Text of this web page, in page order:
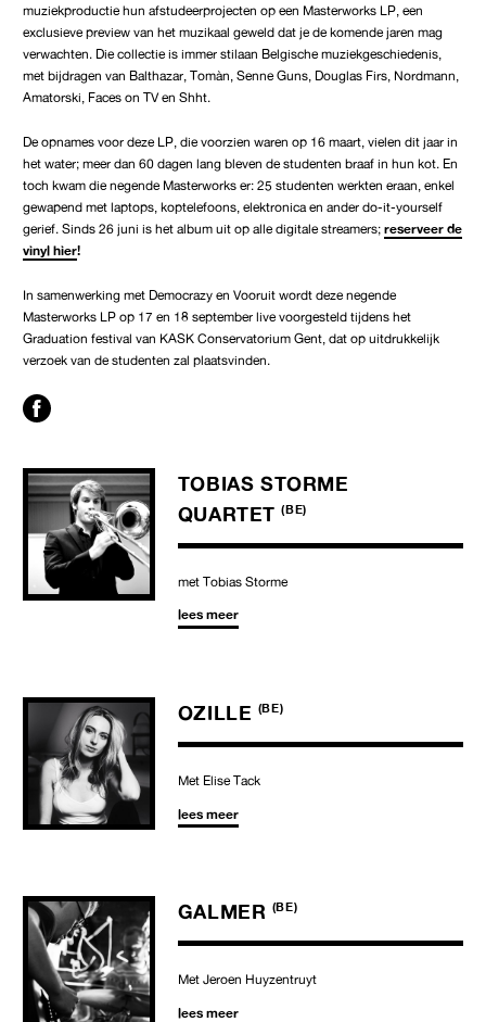
muziekproductie hun afstudeerprojecten op een Masterworks LP, een
exclusieve preview van het muzikaal geweld dat je de komende jaren mag
verwachten. Die collectie is immer stilaan Belgische muziekgeschiedenis,
met bijdragen van Balthazar, Tomàn, Senne Guns, Douglas Firs, Nordmann,
Amatorski, Faces on TV en Shht.
De opnames voor deze LP, die voorzien waren op 16 maart, vielen dit jaar in
het water; meer dan 60 dagen lang bleven de studenten braaf in hun kot. En
toch kwam die negende Masterworks er: 25 studenten werkten eraan, enkel
gewapend met laptops, koptelefoons, elektronica en ander do-it-yourself
gerief. Sinds 26 juni is het album uit op alle digitale streamers; reserveer de
vinyl hier!
In samenwerking met Democrazy en Vooruit wordt deze negende
Masterworks LP op 17 en 18 september live voorgesteld tijdens het
Graduation festival van KASK Conservatorium Gent, dat op uitdrukkelijk
verzoek van de studenten zal plaatsvinden.
TOBIAS STORME
QUARTET (BE)
met Tobias Storme
lees meer
OZILLE (BE)
Met Elise Tack
lees meer
GALMER (BE)
Met Jeroen Huyzentruyt
lees meer